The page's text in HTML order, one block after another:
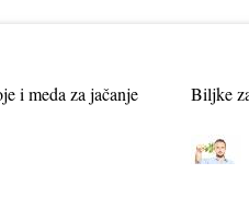
i meda za jačanje
Biljke